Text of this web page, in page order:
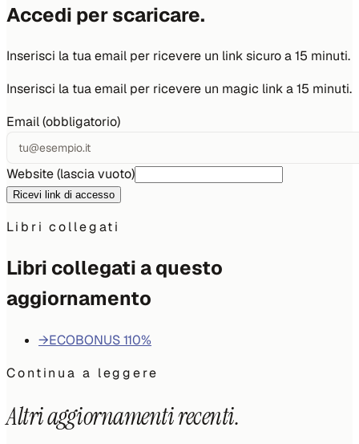
Accedi per scaricare.
Inserisci la tua email per ricevere un link sicuro a 15 minuti.
Inserisci la tua email per ricevere un magic link a 15 minuti.
Email (obbligatorio)
Website (lascia vuoto)
Ricevi link di accesso
Libri collegati
Libri collegati a questo
aggiornamento
→ECOBONUS 110%
Continua a leggere
Altri aggiornamenti recenti.